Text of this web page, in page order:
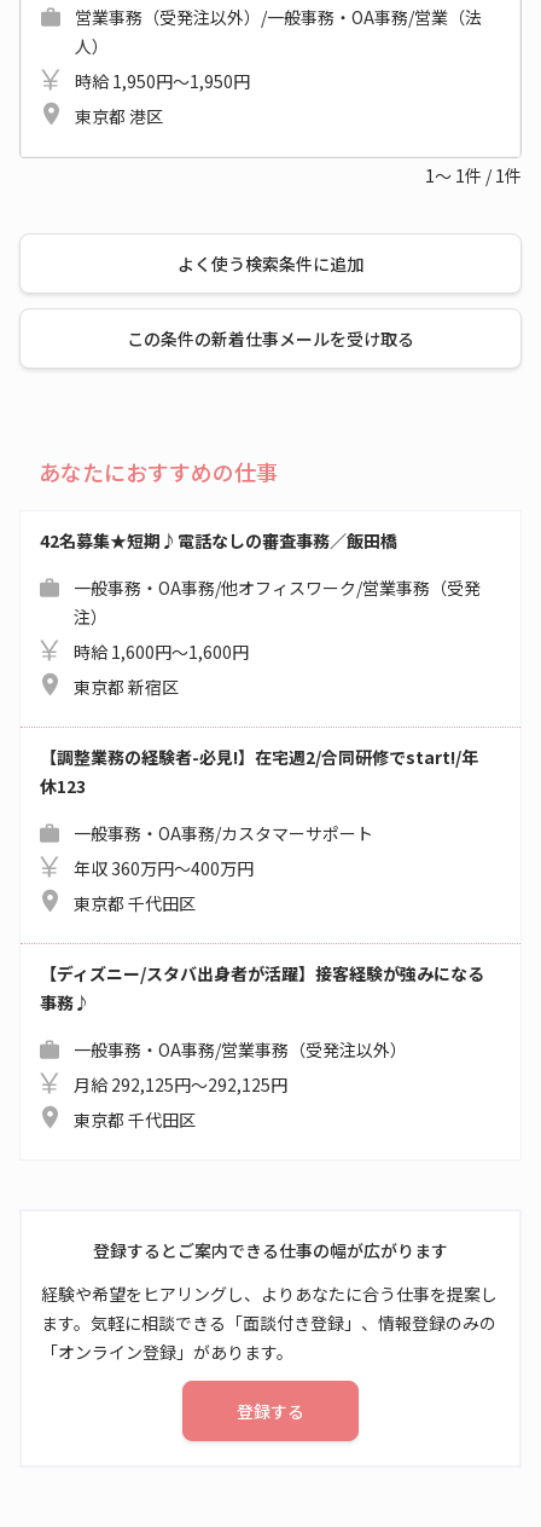
営業事務（受発注以外）/一般事務・OA事務/営業（法
人）
時給 1,950円～1,950円
東京都 港区
1～ 1件 / 1件
よく使う検索条件に追加
この条件の新着仕事メールを受け取る
あなたにおすすめの仕事
42名募集★短期♪電話なしの審査事務／飯田橋
一般事務・OA事務/他オフィスワーク/営業事務（受発
注）
時給 1,600円～1,600円
東京都 新宿区
【調整業務の経験者-必見!】在宅週2/合同研修でstart!/年
休123
一般事務・OA事務/カスタマーサポート
年収 360万円～400万円
東京都 千代田区
【ディズニー/スタバ出身者が活躍】接客経験が強みになる
事務♪
一般事務・OA事務/営業事務（受発注以外）
月給 292,125円～292,125円
東京都 千代田区
登録するとご案内できる仕事の幅が広がります
経験や希望をヒアリングし、よりあなたに合う仕事を提案し
ます。気軽に相談できる「面談付き登録」、情報登録のみの
「オンライン登録」があります。
登録する